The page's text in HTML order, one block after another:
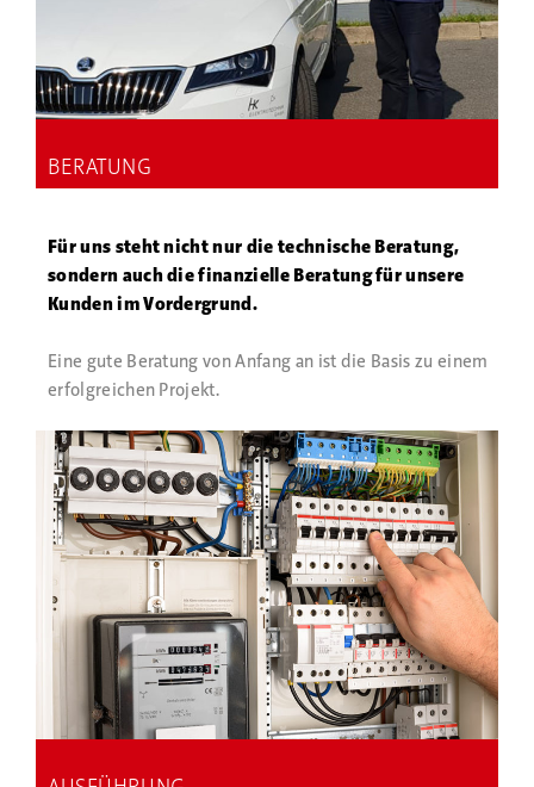
BERATUNG
Für uns steht nicht nur die technische Beratung,
sondern auch die finanzielle Beratung für unsere
Kunden im Vordergrund.
Eine gute Beratung von Anfang an ist die Basis zu einem
erfolgreichen Projekt.